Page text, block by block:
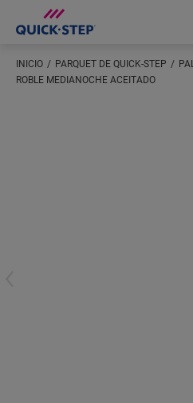
INICIO PARQUET DE QUICK-STEP
ROBLE MEDIANOCHE ACEITADO